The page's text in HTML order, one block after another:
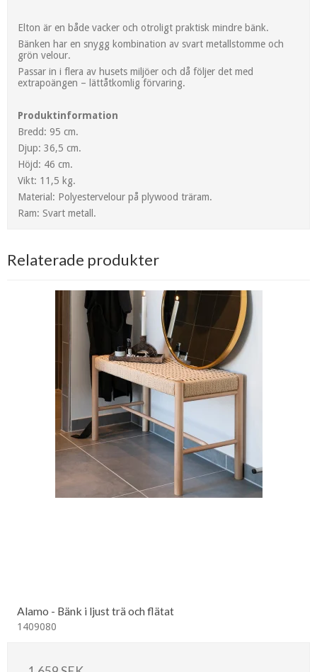
Elton är en både vacker och otroligt praktisk mindre bänk.
Bänken har en snygg kombination av svart metallstomme och
grön velour.
Passar in i flera av husets miljöer och då följer det med
extrapoängen – lättåtkomlig förvaring.
Produktinformation
Bredd: 95 cm.
Djup: 36,5 cm.
Höjd: 46 cm.
Vikt: 11,5 kg.
Material: Polyestervelour på plywood träram.
Ram: Svart metall.
Relaterade produkter
Alamo - Bänk i ljust trä och flätat
1409080